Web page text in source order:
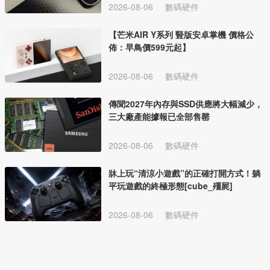
2026-08-06 數碼硬件
【芒米AIR Y系列 豎版安卓掌機 價格公
佈：早鳥價599元起】
2026-08-06 數碼硬件
傳聞2027年內存與SSD供應將大幅減少，
三大廠產能據報已全部售罄
2026-08-06 數碼硬件
牀上玩“清涼小遊戲”的正確打開方式！躺
平玩遊戲的終極形態[cube_殭屍]
2026-08-06 數碼硬件